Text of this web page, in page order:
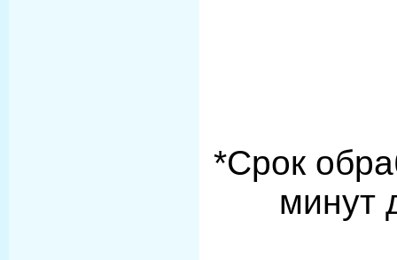
*Срок
минут